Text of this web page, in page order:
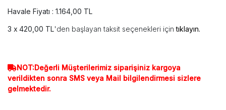
Havale Fiyatı : 1.164,00 TL
420,00 TL'den başlayan taksit seçenekleri içintıklayın.
NOT:Değerli Müşterilerimiz siparişiniz kargoya
verildikten sonra SMS veya Mail bilgilendirmesi sizlere
gelmektedir.